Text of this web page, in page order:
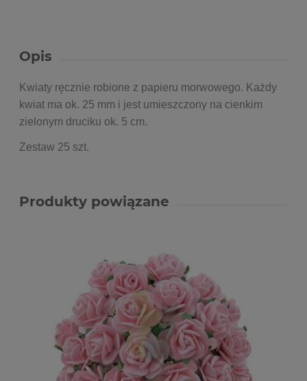
Opis
Kwiaty ręcznie robione z papieru morwowego. Każdy
kwiat ma ok. 25 mm i jest umieszczony na cienkim
zielonym druciku ok. 5 cm.
Zestaw 25 szt.
Produkty powiązane